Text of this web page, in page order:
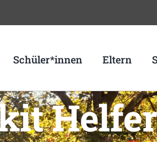
Schüler*innen Eltern